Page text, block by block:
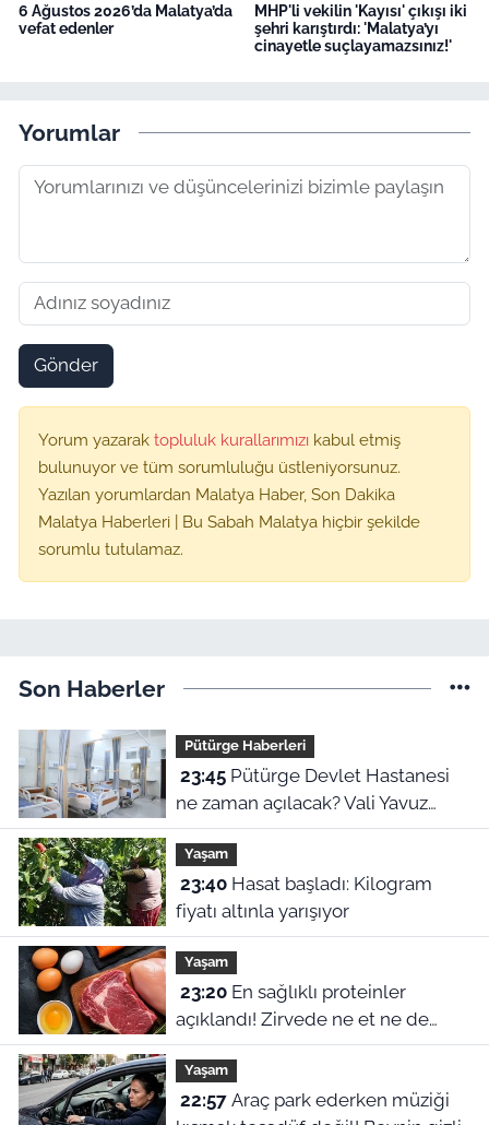
6 Ağustos 2026’da Malatya’da
vefat edenler
MHP'li vekilin 'Kayısı' çıkışı iki
şehri karıştırdı: 'Malatya’yı
cinayetle suçlayamazsınız!'
Yorumlar
Gönder
Yorum yazarak topluluk kurallarımızı kabul etmiş
bulunuyor ve tüm sorumluluğu üstleniyorsunuz.
Yazılan yorumlardan Malatya Haber, Son Dakika
Malatya Haberleri | Bu Sabah Malatya hiçbir şekilde
sorumlu tutulamaz.
Son Haberler
Pütürge Haberleri
23:45Pütürge Devlet Hastanesi
ne zaman açılacak? Vali Yavuz
açıkladı
Yaşam
23:40Hasat başladı: Kilogram
fiyatı altınla yarışıyor
Yaşam
23:20En sağlıklı proteinler
açıklandı! Zirvede ne et ne de
yumurta var
Yaşam
22:57Araç park ederken müziği